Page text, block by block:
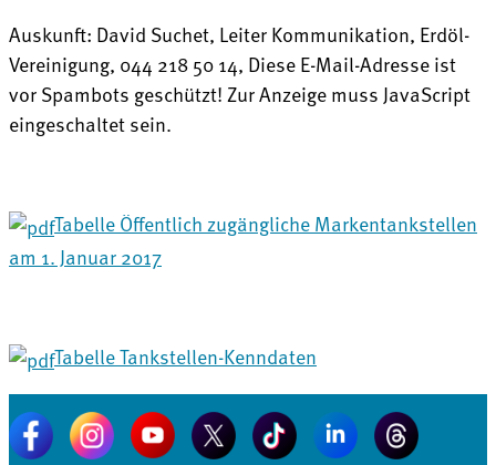
Auskunft: David Suchet, Leiter Kommunikation, Erdöl-
Vereinigung, 044 218 50 14, Diese E-Mail-Adresse ist
vor Spambots geschützt! Zur Anzeige muss JavaScript
eingeschaltet sein.
Tabelle Öffentlich zugängliche Markentankstellen
am 1. Januar 2017
Tabelle Tankstellen-Kenndaten